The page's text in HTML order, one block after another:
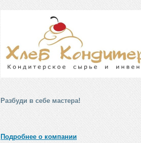
Разбуди в себе мастера!
Подробнее о компании